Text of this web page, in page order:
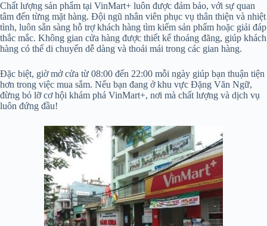
Chất lượng sản phẩm tại VinMart+ luôn được đảm bảo, với sự quan
tâm đến từng mặt hàng. Đội ngũ nhân viên phục vụ thân thiện và nhiệt
tình, luôn sẵn sàng hỗ trợ khách hàng tìm kiếm sản phẩm hoặc giải đáp
thắc mắc. Không gian cửa hàng được thiết kế thoáng đãng, giúp khách
hàng có thể di chuyển dễ dàng và thoải mái trong các gian hàng.
Đặc biệt, giờ mở cửa từ 08:00 đến 22:00 mỗi ngày giúp bạn thuận tiện
hơn trong việc mua sắm. Nếu bạn đang ở khu vực Đặng Văn Ngữ,
đừng bỏ lỡ cơ hội khám phá VinMart+, nơi mà chất lượng và dịch vụ
luôn đứng đầu!